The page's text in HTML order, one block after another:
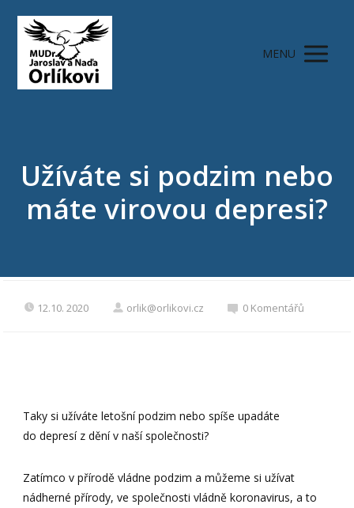
MENU
Užíváte si podzim nebo
máte virovou depresi?
12.10. 2020 orlik@orlikovi.cz 0 Komentářů
Taky si užíváte letošní podzim nebo spíše upadáte
do depresí z dění v naší společnosti?
Zatímco v přírodě vládne podzim a můžeme si užívat
nádherné přírody, ve společnosti vládně koronavirus, a to